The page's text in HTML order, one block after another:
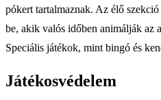
pókert tartalmaznak. Az élő
be, akik valós időben animálják az
Speciális játékok, mint bingó és
Játékosvédelem